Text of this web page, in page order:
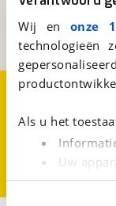
Wij en onze
technologieën
Als u het
Uw
Lees meer over
3981 AJ
Een
BOVAG
Over viaBOVAG.nl